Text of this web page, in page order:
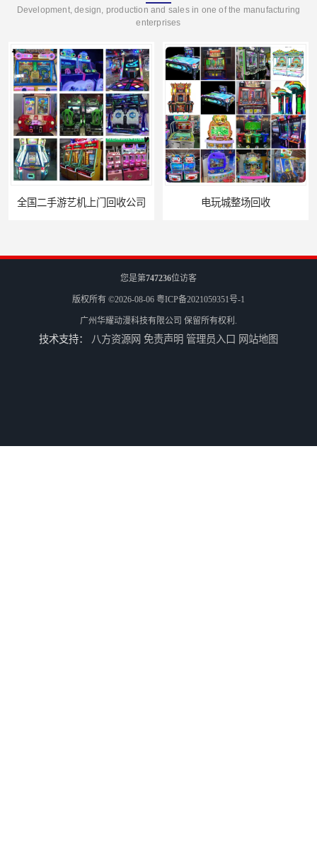
Development, design, production and sales in one of the manufacturing
enterprises
门回收公司 电玩城整场回收
您是第747236位访客
版权所有 ©2026-08-06 粤ICP备2021059351号-1
广州华耀动漫科技有限公司 保留所有权利.
技术支持： 八方资源网 免责声明 管理员入口 网站地图